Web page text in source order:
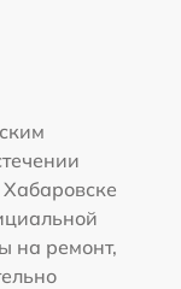
на ремонт,